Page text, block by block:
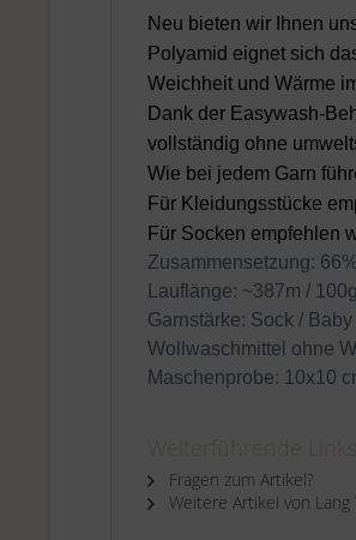
Neu bieten wir Ihnen
Polyamid eignet sich
Weichheit und Wärme
Dank der Easywash-
vollständig ohne
Wie bei jedem Garn
Für Kleidungsstücke
Für Socken empfehlen
Zusammensetzung:
Lauflänge: ~387m / 100g
Garnstärke: Sock / Baby
Wollwaschmittel ohne
Maschenprobe: 10x10
Fragen zum Artikel?
Weitere Artikel von Lang